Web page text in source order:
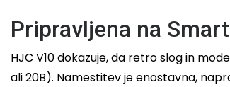
Pripravljena na
HJC V10 dokazuje, da retro slog in
ali 20B). Namestitev je enostavna,